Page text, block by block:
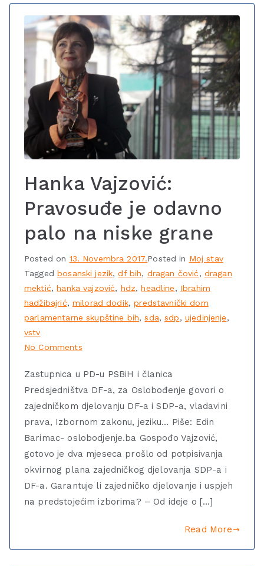
Hanka Vajzović:
Pravosuđe je odavno
palo na niske grane
Posted on 13. Novembra 2017.Posted in Moj stav
Taggedbosanski jezik,df bih, dragan čović, dragan
mektić,hanka vajzović, hdz,headline, Ibrahim
hadžibajrić, milorad dodik,predstavnički dom
parlamentarne skupštine bih,sda,sdp, ujedinjenje,
vstv
No Comments
Zastupnica u PD-u PSBiH i članica
Predsjedništva DF-a, za Oslobođenje govori o
zajedničkom djelovanju DF-a i SDP-a, vladavini
prava, Izbornom zakonu, jeziku… Piše: Edin
Barimac- oslobodjenje.ba Gospođo Vajzović,
gotovo je dva mjeseca prošlo od potpisivanja
okvirnog plana zajedničkog djelovanja SDP-a i
DF-a. Garantuje li zajedničko djelovanje i uspjeh
na predstojećim izborima? – Od ideje o […]
Read More